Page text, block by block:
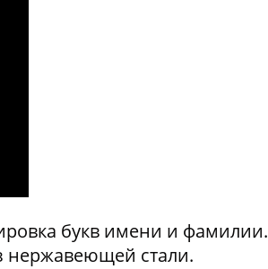
букв имени и фамилии.
нержавеющей стали.